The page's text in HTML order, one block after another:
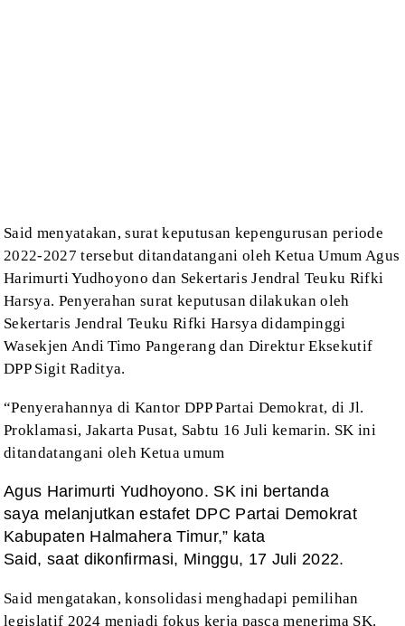
Said menyatakan, surat keputusan kepengurusan periode
2022-2027 tersebut ditandatangani oleh Ketua Umum Agus
Harimurti Yudhoyono dan Sekertaris Jendral Teuku Rifki
Harsya. Penyerahan surat keputusan dilakukan oleh
Sekertaris Jendral Teuku Rifki Harsya didampinggi
Wasekjen Andi Timo Pangerang dan Direktur Eksekutif
DPP Sigit Raditya.
“Penyerahannya di Kantor DPP Partai Demokrat, di Jl.
Proklamasi, Jakarta Pusat, Sabtu 16 Juli kemarin. SK ini
ditandatangani oleh Ketua umum
Agus Harimurti Yudhoyono. SK ini bertanda
saya melanjutkan estafet DPC Partai Demokrat
Kabupaten Halmahera Timur,” kata
Said, saat dikonfirmasi, Minggu, 17 Juli 2022.
Said mengatakan, konsolidasi menghadapi pemilihan
legislatif 2024 menjadi fokus kerja pasca menerima SK.